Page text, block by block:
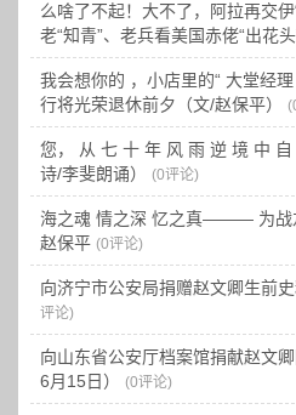
么啥了不起！大不了，阿拉再交
老“知青”、老兵看美国赤佬“出花
我会想你的 ，小店里的“ 大堂
行将光荣退休前夕（文/赵保平）
您， 从 七 十 年 风 雨 逆 境 中
诗/李斐朗诵）
(0评论)
海之魂 情之深 忆之真——— 为战
赵保平 (0评论)
向济宁市公安局捐赠赵文卿生前
评论)
向山东省公安厅档案馆捐献赵文
6月15日）
(0评论)